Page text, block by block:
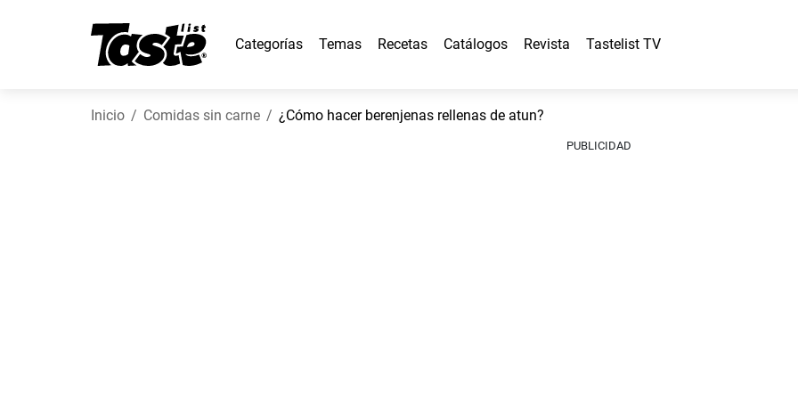
Categorías Temas Recetas Catálogos Revista Tastelist TV
Inicio Comidas sin carne ¿Cómo hacer berenjenas rellenas de atun?
PUBLICIDAD